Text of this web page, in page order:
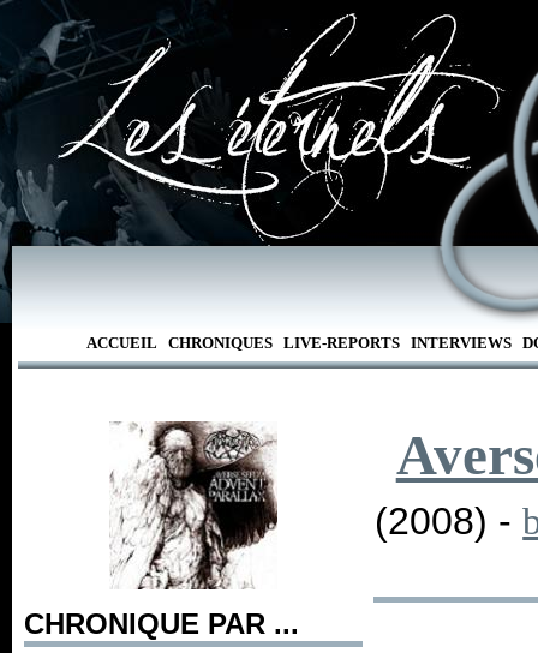
ACCUEIL CHRONIQUES LIVE-REPORTS INTERVIEWS
CHRONIQUE PAR ...
(2008) -